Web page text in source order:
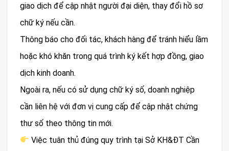
giao dịch để cập nhật người đại diện, thay đổi hồ sơ
chữ ký nếu cần.
Thông báo cho đối tác, khách hàng để tránh hiểu lầm
hoặc khó khăn trong quá trình ký kết hợp đồng, giao
dịch kinh doanh.
Ngoài ra, nếu có sử dụng chữ ký số, doanh nghiệp
cần liên hệ với đơn vị cung cấp để cập nhật chứng
thư số theo thông tin mới.
Việc tuân thủ đúng quy trình tại Sở KH&ĐT Cần